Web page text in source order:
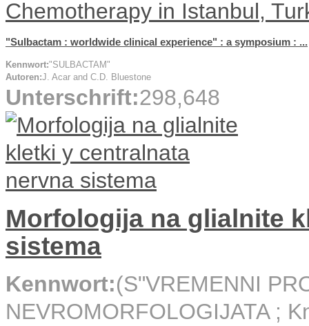
"Sulbactam : worldwide clinical experience" : a symposium : ...
Kennwort:"SULBACTAM"
Autoren:J. Acar and C.D. Bluestone
Unterschrift:298,648
Morfologija na glialnite
sistema
Kennwort:(S"VREMENNI
NEVROMORFOLOGIJATA ;